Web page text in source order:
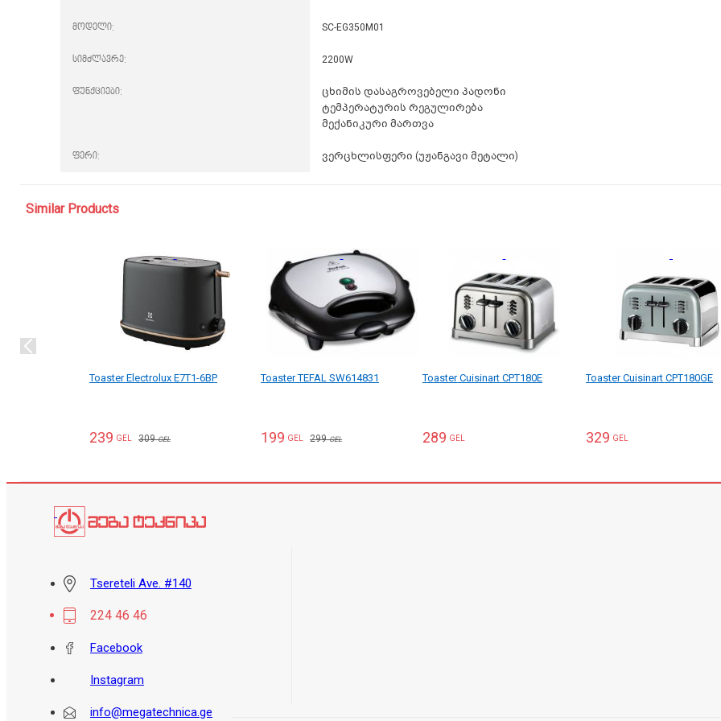
მოდელი: SC-EG350M01
სიმძლავრე: 2200W
ფუნქციები:
ცხიმის დასაგროვებელი პადონი
ტემპერატურის რეგულირება
მექანიკური მართვა
ფერი: ვერცხლისფერი (უჟანგავი მეტალი)
Similar Products
Toaster Electrolux E7T1-6BP
239 GEL 309GEL
Toaster TEFAL SW614831
199 GEL 299GEL
Toaster Cuisinart CPT180E
289 GEL
Toaster Cuisinart CPT180GE
329 GEL
Tsereteli Ave. #140
224 46 46
Facebook
Instagram
info@megatechnica.ge